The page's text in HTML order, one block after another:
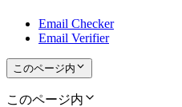
Email Checker
Email Verifier
このページ内
このページ内